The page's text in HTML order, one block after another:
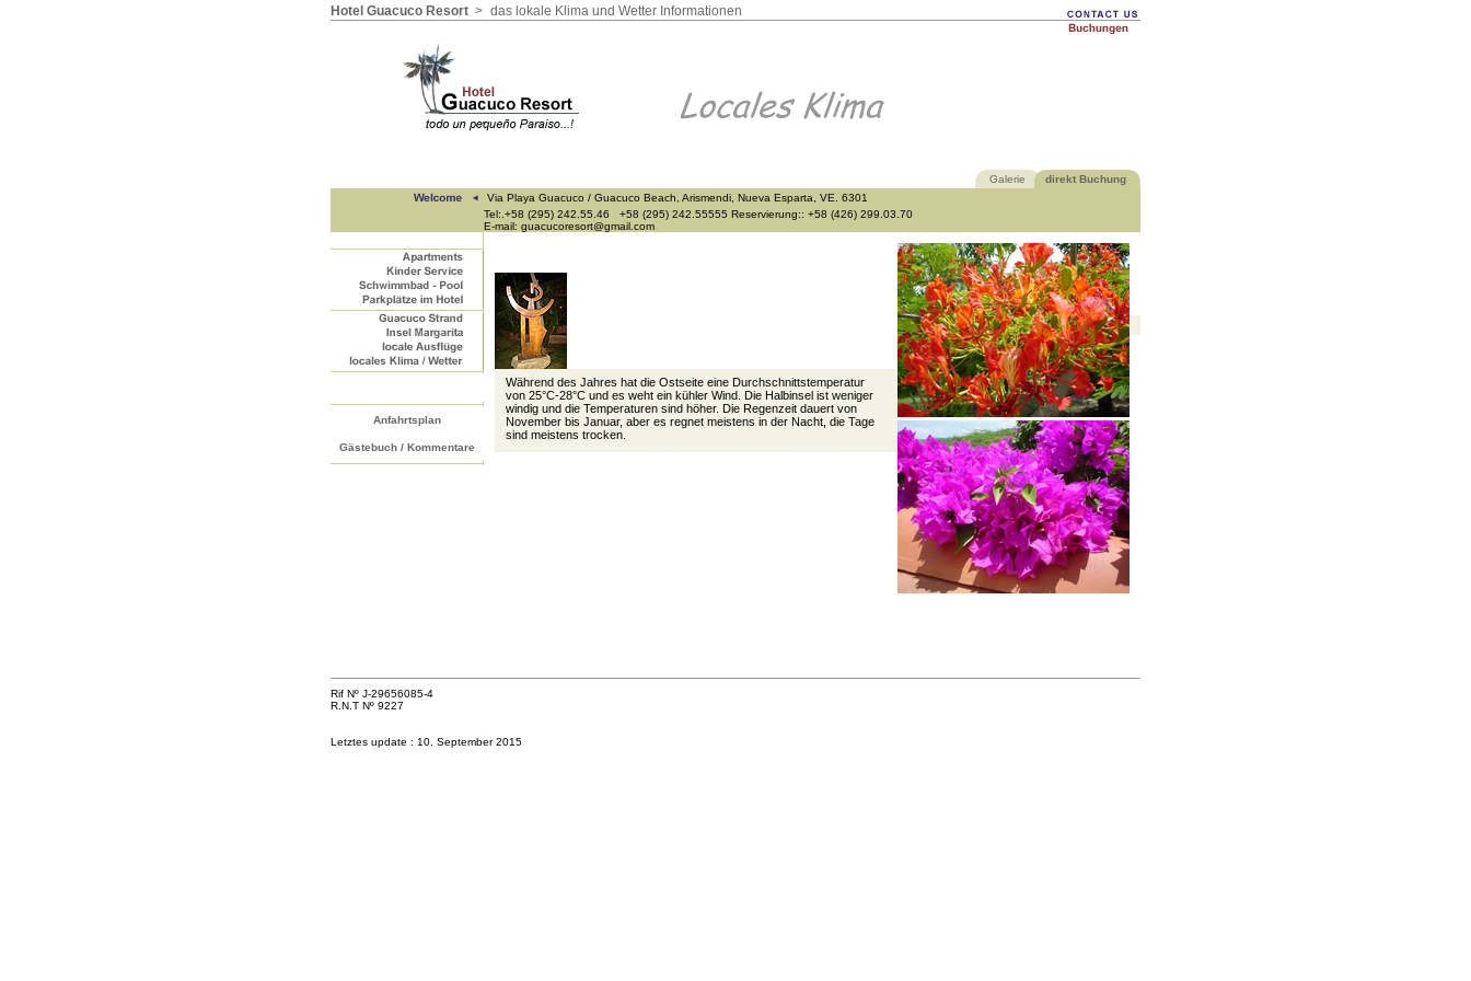
Hotel Guacuco Resort > das lokale Klima und Wetter Informationen
Galerie
direkt Buchung
Via Playa Guacuco / Guacuco Beach, Arismendi, Nueva Esparta, VE. 6301
Tel:.+58 (295) 242.55.46 +58 (295) 242.55555 Reservierung:: +58 (426) 299.03.70
E-mail: guacucoresort@gmail.com
Anfahrtsplan
Gästebuch / Kommentare
Während des Jahres hat die Ostseite eine Durchschnittstemperatur
von 25°C-28°C und es weht ein kühler Wind. Die Halbinsel ist weniger
windig und die Temperaturen sind höher. Die Regenzeit dauert von
November bis Januar, aber es regnet meistens in der Nacht, die Tage
sind meistens trocken.
Rif Nº J-29656085-4
R.N.T Nº 9227
Letztes update : 10. September 2015